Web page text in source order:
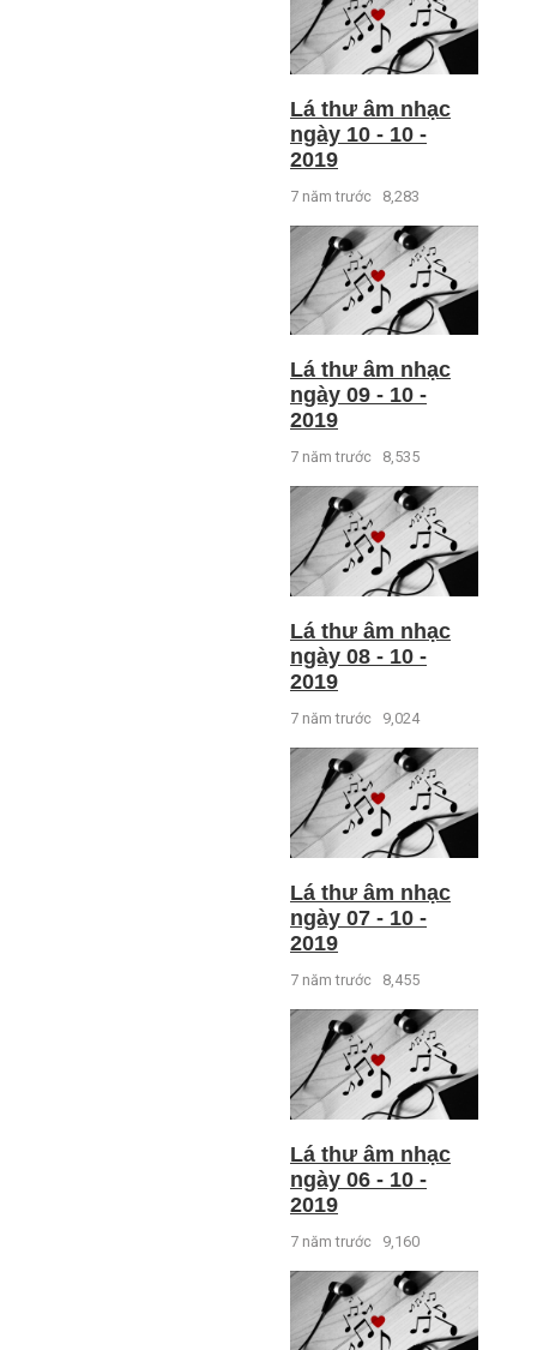
Lá thư âm nhạc
ngày 10 - 10 -
2019
7 năm trước 8,283
Lá thư âm nhạc
ngày 09 - 10 -
2019
7 năm trước 8,535
Lá thư âm nhạc
ngày 08 - 10 -
2019
7 năm trước 9,024
Lá thư âm nhạc
ngày 07 - 10 -
2019
7 năm trước 8,455
Lá thư âm nhạc
ngày 06 - 10 -
2019
7 năm trước 9,160